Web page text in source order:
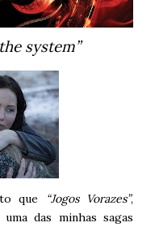
system”
que “Jogos Vorazes”,
das minhas sagas